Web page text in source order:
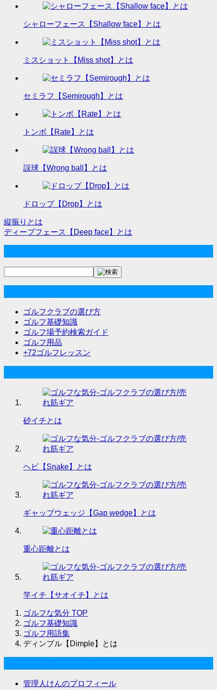
シャローフェース【Shallow face】とは
ミスショット【Miss shot】とは
セミラフ【Semirough】とは
トンボ【Rate】とは
誤球【Wrong ball】とは
ドロップ【Drop】とは
投
稿
ビ
縦振りとは
ディープフェース【Deep face】とは
ゴルフクラブの選び方
ゴルフ基礎知識
ゴルフ場予約検索ガイド
ゴルフ用品
+72ゴルフレッスン
砂イチとは
ヘビ【Snake】とは
ギャップウェッジ【Gap wedge】とは
重心距離とは
竿イチ【サオイチ】とは
ゴルフな気分 TOP
ゴルフ基礎知識
ゴルフ用語集
ディンプル【Dimple】とは
管理人けんのプロフィール